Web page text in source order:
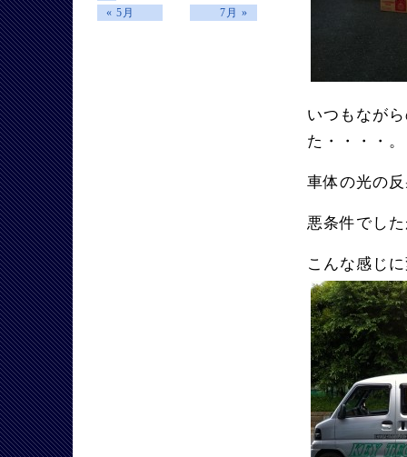
« 5月 7月 »
いつもなが
た・・・・。
車体の光の
悪条件でし
こんな感じ